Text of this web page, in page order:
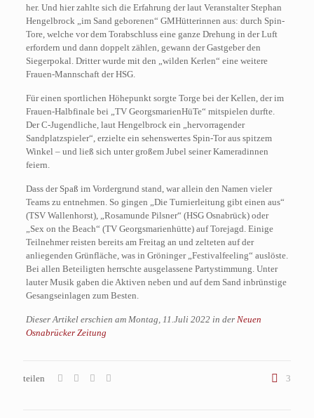
her. Und hier zahlte sich die Erfahrung der laut Veranstalter Stephan
Hengelbrock „im Sand geborenen“ GMHütterinnen aus: durch Spin-
Tore, welche vor dem Torabschluss eine ganze Drehung in der Luft
erfordern und dann doppelt zählen, gewann der Gastgeber den
Siegerpokal. Dritter wurde mit den „wilden Kerlen“ eine weitere
Frauen-Mannschaft der HSG.
Für einen sportlichen Höhepunkt sorgte Torge bei der Kellen, der im
Frauen-Halbfinale bei „TV GeorgsmarienHüTe“ mitspielen durfte.
Der C-Jugendliche, laut Hengelbrock ein „hervorragender
Sandplatzspieler“, erzielte ein sehenswertes Spin-Tor aus spitzem
Winkel – und ließ sich unter großem Jubel seiner Kameradinnen
feiern.
Dass der Spaß im Vordergrund stand, war allein den Namen vieler
Teams zu entnehmen. So gingen „Die Turnierleitung gibt einen aus“
(TSV Wallenhorst), „Rosamunde Pilsner“ (HSG Osnabrück) oder
„Sex on the Beach“ (TV Georgsmarienhütte) auf Torejagd. Einige
Teilnehmer reisten bereits am Freitag an und zelteten auf der
anliegenden Grünfläche, was in Gröninger „Festivalfeeling“ auslöste.
Bei allen Beteiligten herrschte ausgelassene Partystimmung. Unter
lauter Musik gaben die Aktiven neben und auf dem Sand inbrünstige
Gesangseinlagen zum Besten.
Dieser Artikel erschien am Montag, 11.Juli 2022 in der Neuen
Osnabrücker Zeitung
teilen 3